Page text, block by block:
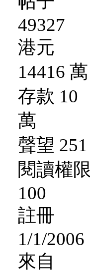
49327
港元
14416 萬
存款 10
萬
聲望 251
閱讀權限
100
註冊
1/1/2006
來自